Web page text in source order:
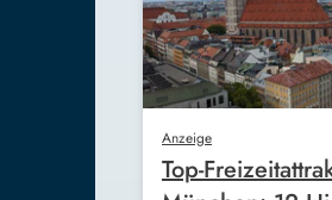
Anzeige
Top-